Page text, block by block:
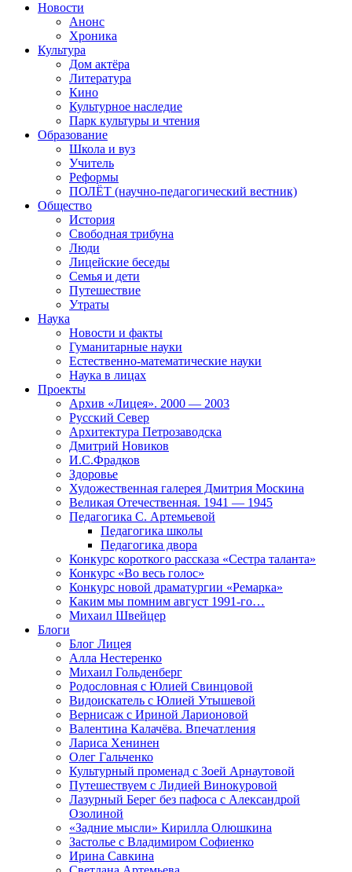
Новости
Анонс
Хроника
Культура
Дом актёра
Литература
Кино
Культурное наследие
Парк культуры и чтения
Образование
Школа и вуз
Учитель
Реформы
ПОЛЁТ (научно-педагогический вестник)
Общество
История
Свободная трибуна
Люди
Лицейские беседы
Семья и дети
Путешествие
Утраты
Наука
Новости и факты
Гуманитарные науки
Естественно-математические науки
Наука в лицах
Проекты
Архив «Лицея». 2000 — 2003
Русский Север
Архитектура Петрозаводска
Дмитрий Новиков
И.С.Фрадков
Здоровье
Художественная галерея Дмитрия Москина
Великая Отечественная. 1941 — 1945
Педагогика С. Артемьевой
Педагогика школы
Педагогика двора
Конкурс короткого рассказа «Сестра таланта»
Конкурс «Во весь голос»
Конкурс новой драматургии «Ремарка»
Каким мы помним август 1991-го…
Михаил Швейцер
Блоги
Блог Лицея
Алла Нестеренко
Михаил Гольденберг
Родословная с Юлией Свинцовой
Видоискатель с Юлией Утышевой
Вернисаж с Ириной Ларионовой
Валентина Калачёва. Впечатления
Лариса Хенинен
Олег Гальченко
Культурный променад с Зоей Арнаутовой
Путешествуем с Лидией Винокуровой
Лазурный Берег без пафоса с Александрой
Озолиной
«Задние мысли» Кирилла Олюшкина
Застолье с Владимиром Софиенко
Ирина Савкина